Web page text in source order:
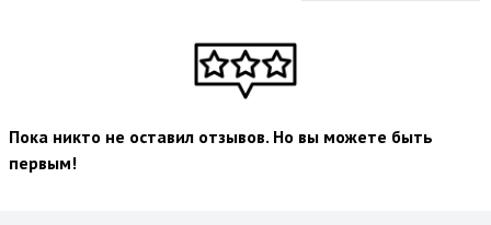
Пока никто не оставил отзывов. Но вы можете быть
первым!